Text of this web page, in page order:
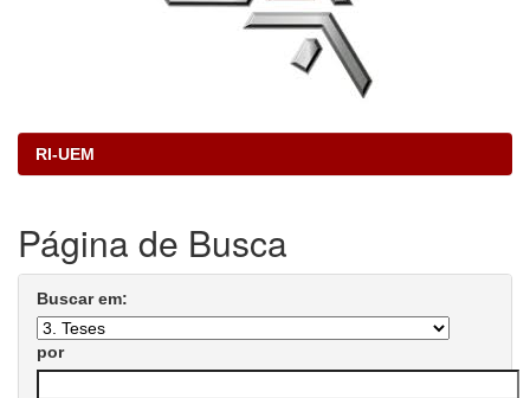
RI-UEM
Página de Busca
Buscar em:
por